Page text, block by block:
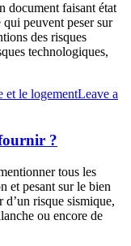
document faisant état
peuvent peser sur
des risques
technologiques,
et le logementLeave a
?
tous les
et pesant sur le bien
risque sismique,
ou encore de